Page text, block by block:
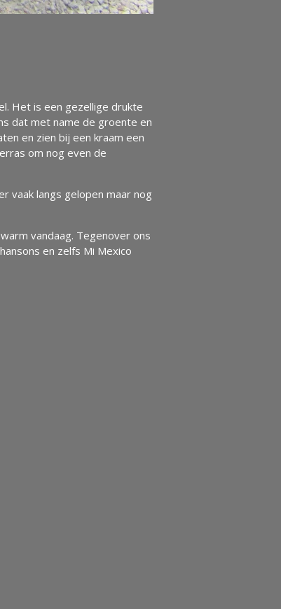
Het is een gezellige drukte
dat met name de groente en
en zien bij een kraam een
om nog even de
vaak langs gelopen maar nog
vandaag. Tegenover ons
en zelfs Mi Mexico